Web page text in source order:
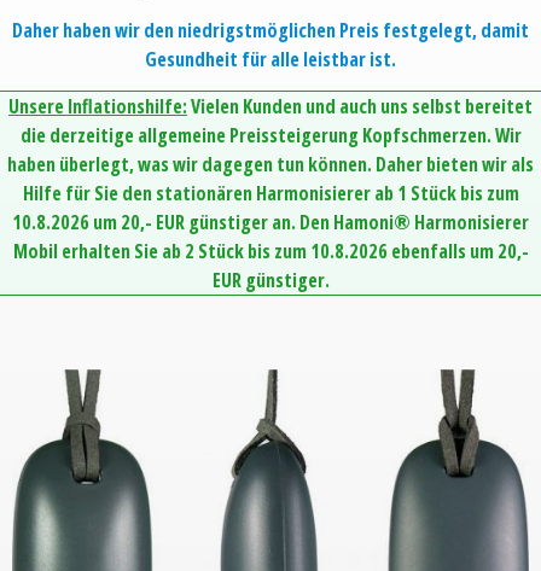
Daher haben wir den niedrigstmöglichen Preis festgelegt, damit
Gesundheit für alle leistbar ist.
Unsere Inflationshilfe:Vielen Kunden und auch uns selbst bereitet
die derzeitige allgemeine Preissteigerung Kopfschmerzen. Wir
haben überlegt, was wir dagegen tun können. Daher bieten wir als
Hilfe für Sie den stationären Harmonisierer ab 1 Stück bis zum
10.8.2026 um 20,- EUR günstiger an. Den Hamoni® Harmonisierer
Mobil erhalten Sie ab 2 Stück bis zum 10.8.2026 ebenfalls um 20,-
EUR günstiger.